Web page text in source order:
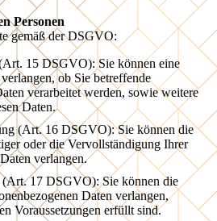
Personen
gemäß der DSGVO:
15 DSGVO): Sie können eine
ob Sie betreffende
verarbeitet werden, sowie weitere
Daten.
(Art. 16 DSGVO): Sie können die
oder die Vervollständigung Ihrer
verlangen.
17 DSGVO): Sie können die
Daten verlangen,
Voraussetzungen erfüllt sind.